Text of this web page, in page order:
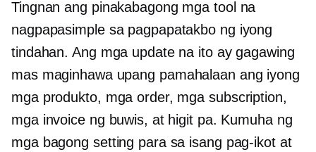
Tingnan ang pinakabagong mga tool na
nagpapasimple sa pagpapatakbo ng iyong
tindahan. Ang mga update na ito ay gagawing
mas maginhawa upang pamahalaan ang iyong
mga produkto, mga order, mga subscription,
mga invoice ng buwis, at higit pa. Kumuha ng
mga bagong setting para sa isang pag-ikot at